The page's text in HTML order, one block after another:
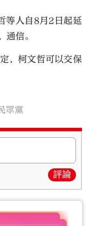
等人自8月2日起延
信。
，柯文哲可以交保
眾黨
評論